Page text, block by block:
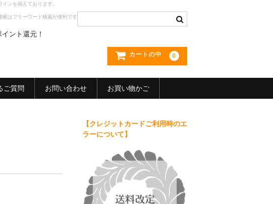
ンを揃えております。
索はフリーワード検索が便利です
ント還元！
カートの中 0
ご質問 お問い合わせ お買い物かご
【クレジットカードご利用時のエ
ラーについて】